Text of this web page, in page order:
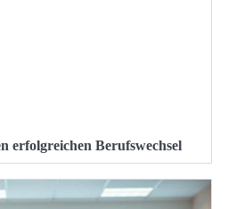
erfolgreichen Berufswechsel